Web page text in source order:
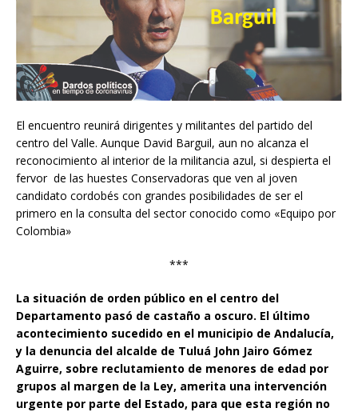
El encuentro reunirá dirigentes y militantes del partido del
centro del Valle. Aunque David Barguil, aun no alcanza el
reconocimiento al interior de la militancia azul, si despierta el
fervor de las huestes Conservadoras que ven al joven
candidato cordobés con grandes posibilidades de ser el
primero en la consulta del sector conocido como «Equipo por
Colombia»
***
La situación de orden público en el centro del
Departamento pasó de castaño a oscuro. El último
acontecimiento sucedido en el municipio de Andalucía,
y la denuncia del alcalde de Tuluá John Jairo Gómez
Aguirre, sobre reclutamiento de menores de edad por
grupos al margen de la Ley, amerita una intervención
urgente por parte del Estado, para que esta región no